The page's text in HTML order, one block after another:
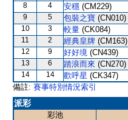
8 4 安穩 (CM229)
9 5 包裝之寶 (CN010)
10 3 較量 (CK084)
11 2 經典皇牌 (CM163)
12 9 好好境 (CN439)
13 6 踏浪而來 (CN270)
14 14 歡呼星 (CK347)
備註: 賽事特別情況索引
派彩
彩池